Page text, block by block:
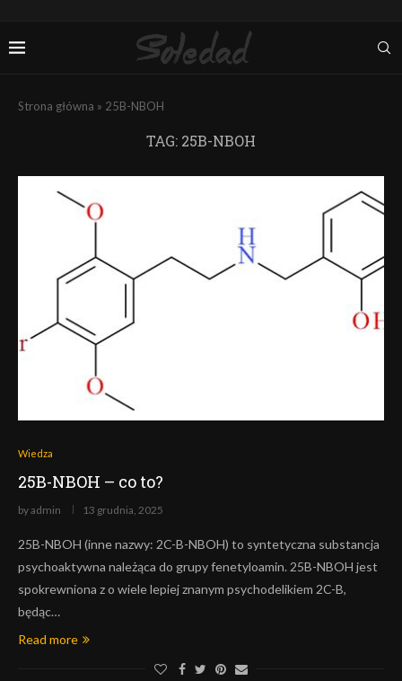
Strona główna » 25B-NBOH
TAG: 25B-NBOH
Wiedza
25B-NBOH – co to?
byadmin 13 grudnia, 2025
25B-NBOH (inne nazwy: 2C-B-NBOH) to syntetyczna substancja
psychoaktywna należąca do grupy fenetyloamin. 25B-NBOH jest
spokrewniona z o wiele lepiej znanym psychodelikiem 2C-B,
będąc…
Read more